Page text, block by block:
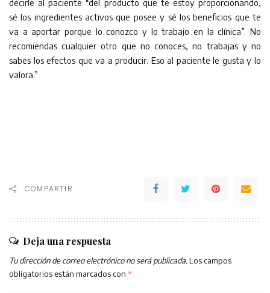
decirle al paciente “del producto que te estoy proporcionando,
sé los ingredientes activos que posee y sé los beneficios que te
va a aportar porque lo conozco y lo trabajo en la clínica”. No
recomiendas cualquier otro que no conoces, no trabajas y no
sabes los efectos que va a producir. Eso al paciente le gusta y lo
valora.”
COMPARTIR
Deja una respuesta
Tu dirección de correo electrónico no será publicada. Los campos
obligatorios están marcados con *